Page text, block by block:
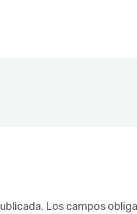
Los campos